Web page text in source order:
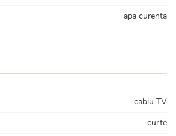
apa curenta
cablu TV
curte